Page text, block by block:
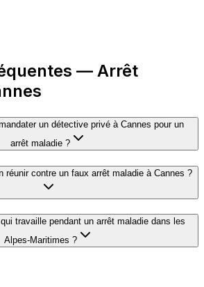
— Arrêt
un détective privé à Cannes pour un
arrêt maladie ?
réunir contre un faux arrêt maladie à Cannes ?
travaille pendant un arrêt maladie dans les
Alpes-Maritimes ?